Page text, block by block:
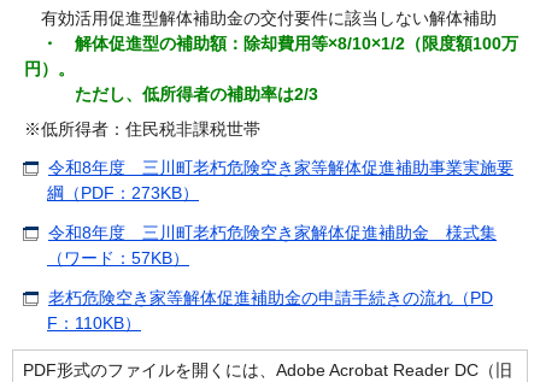
有効活用促進型解体補助金の交付要件に該当しない解体補助
・ 解体促進型の補助額：除却費用等×8/10×1/2（限度額100万
円）。
ただし、低所得者の補助率は2/3
※低所得者：住民税非課税世帯
令和8年度 三川町老朽危険空き家等解体促進補助事業実施要
綱（PDF：273KB）
令和8年度 三川町老朽危険空き家解体促進補助金 様式集
（ワード：57KB）
老朽危険空き家等解体促進補助金の申請手続きの流れ（PD
F：110KB）
PDF形式のファイルを開くには、Adobe Acrobat Reader DC（旧